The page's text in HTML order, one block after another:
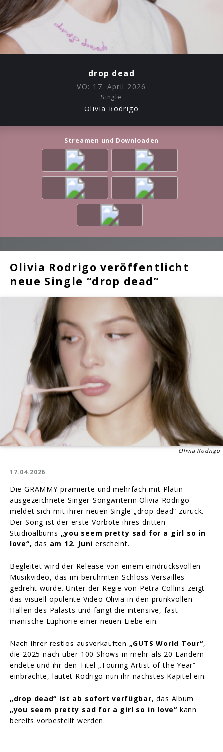
drop dead
VÖ: 17. April 2026
Single
Olivia Rodrigo
Streamen und Downloaden
Olivia Rodrigo veröffentlicht
neue Single “drop dead”
Olivia Rodrigo
17.04.2026
Die GRAMMY-prämierte und mehrfach mit Platin
ausgezeichnete Singer-Songwriterin Olivia Rodrigo
meldet sich mit ihrer neuen Single „drop dead“ zurück.
Der Song ist der erste Vorbote ihres dritten
Studioalbums „you seem pretty sad for a girl so in
love“, das am 12. Juni erscheint.
Begleitet wird der Release von einem eindrucksvollen
Musikvideo, das im berühmten Schloss Versailles
gedreht wurde. Unter der Regie von Petra Collins zeigt
das visuell opulente Video Olivia in den prunkvollen
Hallen des Palasts und fängt die intensive, fast
manische Euphorie einer neuen Liebe ein.
Nach ihrer restlos ausverkauften „GUTS World Tour“,
die 2025 nach über 100 Shows in mehr als 20 Ländern
endete und ihr den Titel „Touring Artist of the Year“
einbrachte, läutet Rodrigo nun ihr nächstes Kapitel ein.
„drop dead“ ist ab sofort verfügbar, das Album
„you seem pretty sad for a girl so in love“ kann
bereits vorbestellt werden.